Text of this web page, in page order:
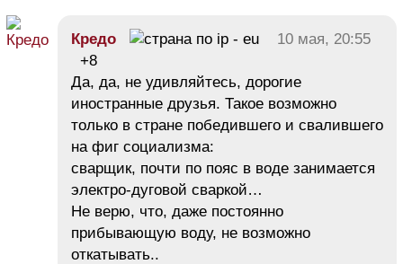
Кредо
10 мая, 20:55
+8
Да, да, не удивляйтесь, дорогие
иностранные друзья. Такое возможно
только в стране победившего и свалившего
на фиг социализма:
сварщик, почти по пояс в воде занимается
электро-дуговой сваркой…
Не верю, что, даже постоянно
прибывающую воду, не возможно
откатывать..